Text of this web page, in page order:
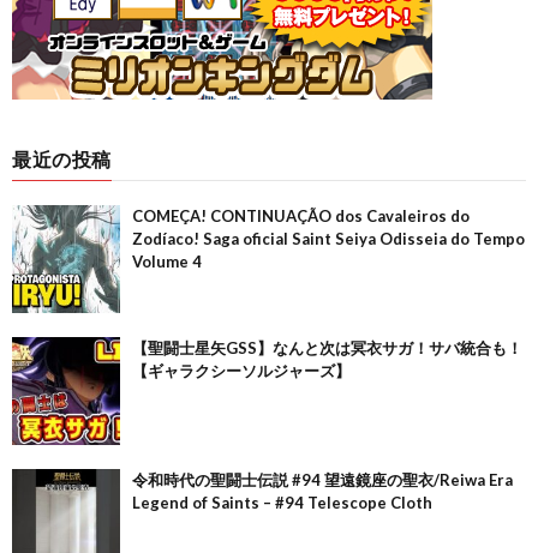
最近の投稿
COMEÇA! CONTINUAÇÃO dos Cavaleiros do
Zodíaco! Saga oficial Saint Seiya Odisseia do Tempo
Volume 4
【聖闘士星矢GSS】なんと次は冥衣サガ！サバ統合も！
【ギャラクシーソルジャーズ】
令和時代の聖闘士伝説 #94 望遠鏡座の聖衣/Reiwa Era
Legend of Saints – #94 Telescope Cloth